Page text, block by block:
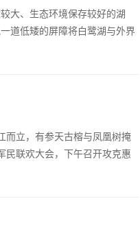
大、生态环境保存较好的湖
道低矮的屏障将白鹭湖与外界
而立，有参天古榕与凤凰树掩
民联欢大会，下午召开攻克惠